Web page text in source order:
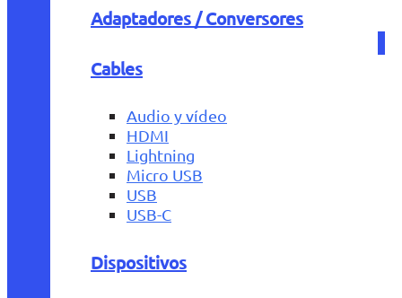
Adaptadores / Conversores
Cables
Audio y vídeo
HDMI
Lightning
Micro USB
USB
USB-C
Dispositivos